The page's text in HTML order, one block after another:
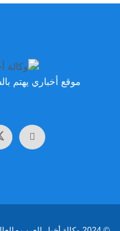
موقع أخباري يهتم